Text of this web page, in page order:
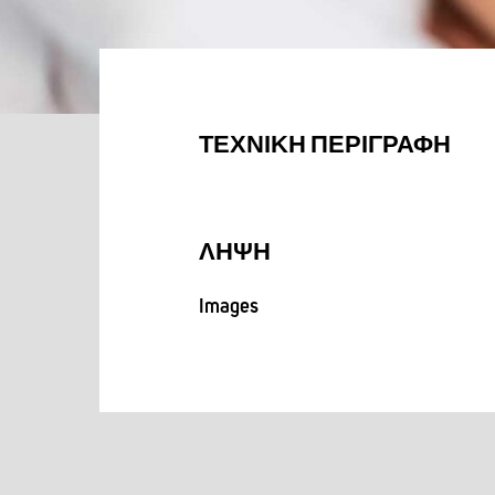
ΤΕΧΝΙΚΉ ΠΕΡΙΓΡΑΦΉ
ΛΉΨΗ
Images